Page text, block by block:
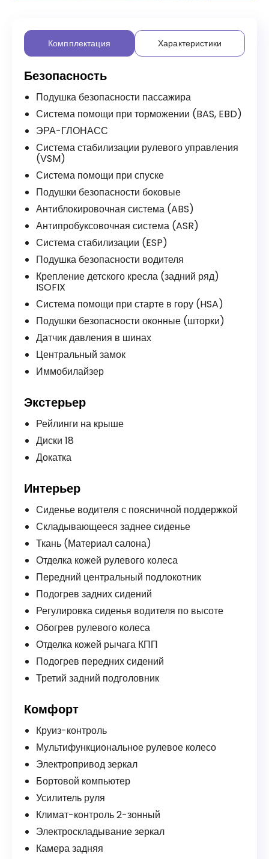
Компплектация Характеристики
Безопасность
Подушка безопасности пассажира
Система помощи при торможении (BAS, EBD)
ЭРА-ГЛОНАСС
Система стабилизации рулевого управления
(VSM)
Система помощи при спуске
Подушки безопасности боковые
Антиблокировочная система (ABS)
Антипробуксовочная система (ASR)
Система стабилизации (ESP)
Подушка безопасности водителя
Крепление детского кресла (задний ряд)
ISOFIX
Система помощи при старте в гору (HSA)
Подушки безопасности оконные (шторки)
Датчик давления в шинах
Центральный замок
Иммобилайзер
Экстерьер
Рейлинги на крыше
Диски 18
Докатка
Интерьер
Сиденье водителя с поясничной поддержкой
Складывающееся заднее сиденье
Ткань (Материал салона)
Отделка кожей рулевого колеса
Передний центральный подлокотник
Подогрев задних сидений
Регулировка сиденья водителя по высоте
Обогрев рулевого колеса
Отделка кожей рычага КПП
Подогрев передних сидений
Третий задний подголовник
Комфорт
Круиз-контроль
Мультифункциональное рулевое колесо
Электропривод зеркал
Бортовой компьютер
Усилитель руля
Климат-контроль 2-зонный
Электроскладывание зеркал
Камера задняя